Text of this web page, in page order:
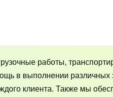
работы,
в выполнении различных
клиента. Также мы